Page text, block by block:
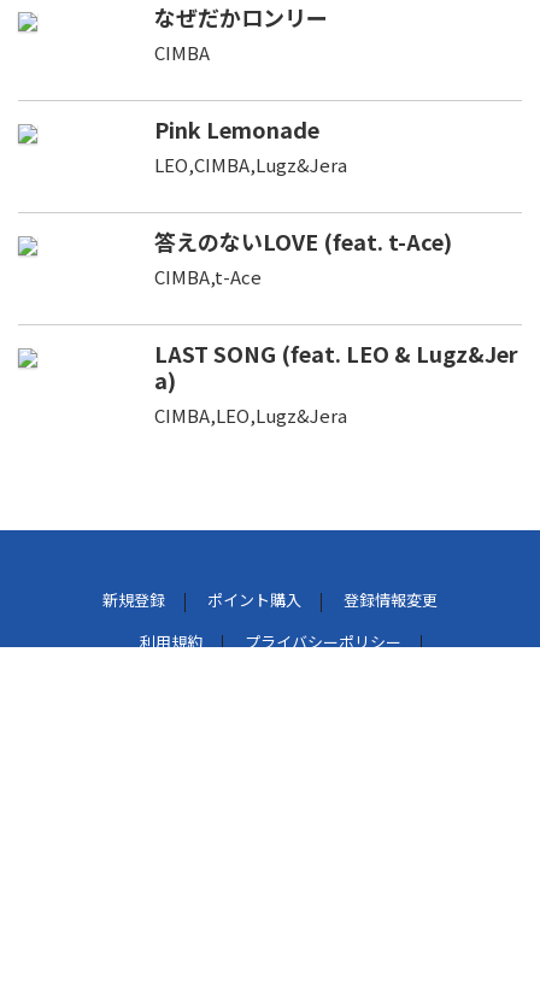
なぜだかロンリー
CIMBA
Pink Lemonade
LEO,CIMBA,Lugz&Jera
答えのないLOVE (feat. t-Ace)
CIMBA,t-Ace
LAST SONG (feat. LEO & Lugz&Jer
a)
CIMBA,LEO,Lugz&Jera
新規登録 ポイント購入
登録情報変更
利用規約
プライバシーポリシー